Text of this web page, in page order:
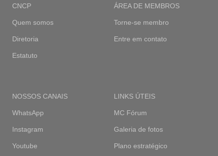
CNCP
Quem somos
Diretoria
Estatuto
ÁREA DE MEMBROS
Torne-se membro
Entre em contato
NOSSOS CANAIS
WhatsApp
Instagram
Youtube
LINKS ÚTEIS
MC Fórum
Galeria de fotos
Plano estratégico